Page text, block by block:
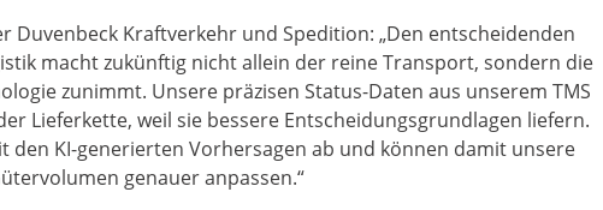
Duvenbeck Kraftverkehr und Spedition: „Den entscheidenden
macht zukünftig nicht allein der reine Transport, sondern die
zunimmt. Unsere präzisen Status-Daten aus unserem TMS
Lieferkette, weil sie bessere Entscheidungsgrundlagen liefern.
den KI-generierten Vorhersagen ab und können damit unsere
genauer anpassen.“